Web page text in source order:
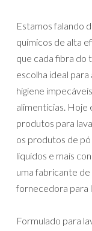
Estamos falando
químicos de alta
que cada fibra do
escolha ideal
higiene
alimentícias. Hoje
produtos para
os produtos de
líquidos e mais
uma fabricante
fornecedora para
Formulado para